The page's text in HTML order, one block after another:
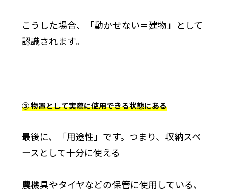
こうした場合、「動かせない＝建物」として
認識されます。
③ 物置として実際に使用できる状態にある
最後に、「用途性」です。つまり、収納スペ
ースとして十分に使える
農機具やタイヤなどの保管に使用している、